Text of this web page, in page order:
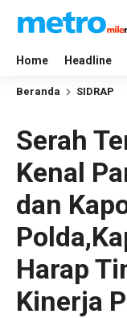
Home Headline
Beranda SIDRAP
Serah
Kenal
dan
Harap
Kinerja